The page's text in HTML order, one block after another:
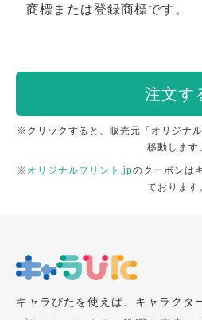
商標または登録商標です。
注文す
※クリックすると、販売元「オリジナ
移動します
※ オリジナルプリント.jpのクーポンは
ております
キャラぴたを使えば、キャラクタ